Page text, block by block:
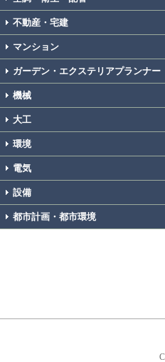
不動産・宅建
マンション
ガーデン・エクステリアプランナー
機械
大工
環境
電気
設備
都市計画・都市環境